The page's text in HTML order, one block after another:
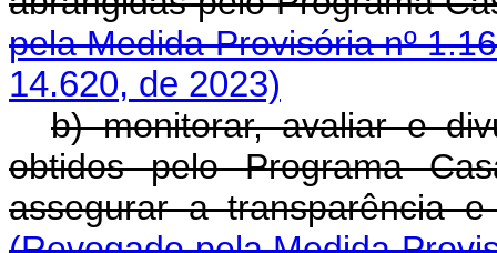
pela Medida Provisória nº
14.620, de 2023)
b) monitorar, avaliar e
obtidos pelo Programa
assegurar a